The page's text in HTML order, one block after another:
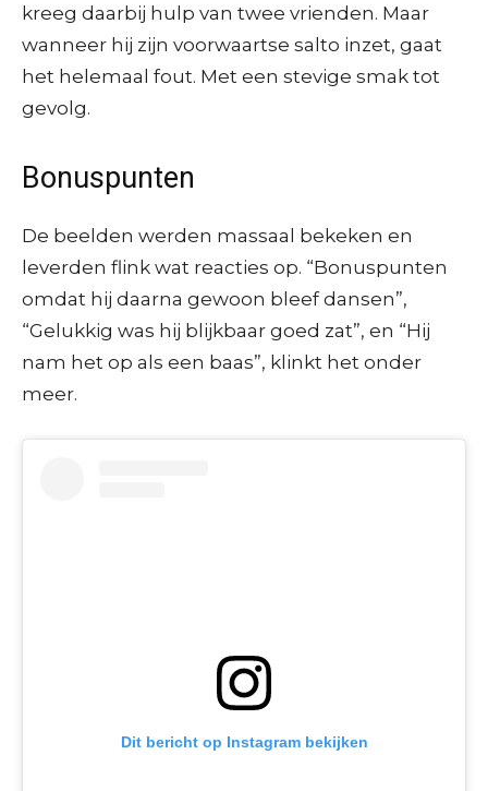
kreeg daarbij hulp van twee vrienden. Maar
wanneer hij zijn voorwaartse salto inzet, gaat
het helemaal fout. Met een stevige smak tot
gevolg.
Bonuspunten
De beelden werden massaal bekeken en
leverden flink wat reacties op. “Bonuspunten
omdat hij daarna gewoon bleef dansen”,
“Gelukkig was hij blijkbaar goed zat”, en “Hij
nam het op als een baas”, klinkt het onder
meer.
Dit bericht op Instagram bekijken